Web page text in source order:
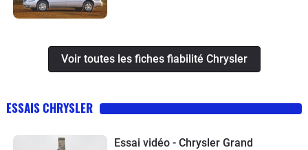
Voir toutes les fiches fiabilité Chrysler
ESSAIS CHRYSLER
Essai vidéo - Chrysler Grand